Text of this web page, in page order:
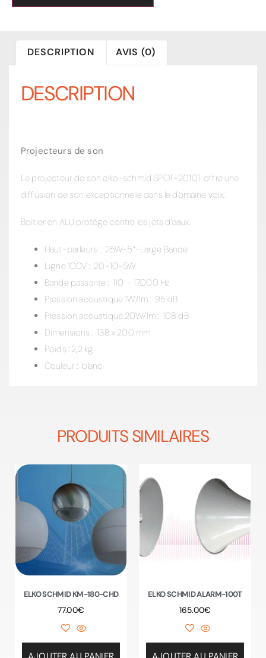
DESCRIPTION AVIS (0)
DESCRIPTION
Projecteurs de son
Le projecteur de son elko-schmid SPOT-2010T offre une
diffusion de son exceptionnelle dans le domaine voix.
Boitier en ALU protège contre les jets d’eaux.
Haut-parleurs : 25W-5“-Large Bande
Ligne 100V : 20-10-5W
Bande passante : 110 – 17.000 Hz
Pression acoustique 1W/1m : 95 dB
Pression acoustique 20W/1m : 108 dB
Dimensions : 138 x 200 mm
Poids : 2,2 kg
Couleur : blanc
PRODUITS SIMILAIRES
ELKO SCHMID KM-180-CHD
77.00€
ELKO SCHMID ALARM-100T
165.00€